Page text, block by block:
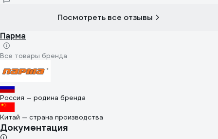
Посмотреть все отзывы
Парма
Все товары бренда
Россия — родина бренда
Китай — страна производства
Документация